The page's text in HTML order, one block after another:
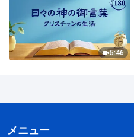
5:46
メニュー